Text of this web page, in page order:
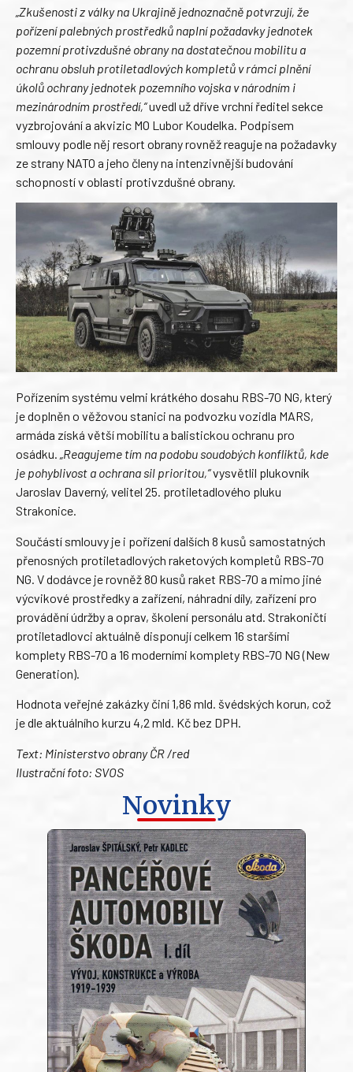
„Zkušenosti z války na Ukrajině jednoznačně potvrzují, že
pořízení palebných prostředků naplní požadavky jednotek
pozemní protivzdušné obrany na dostatečnou mobilitu a
ochranu obsluh protiletadlových kompletů v rámci plnění
úkolů ochrany jednotek pozemního vojska v národním i
mezinárodním prostředí,“uvedl už dříve vrchní ředitel sekce
vyzbrojování a akvizic MO Lubor Koudelka. Podpisem
smlouvy podle něj resort obrany rovněž reaguje na požadavky
ze strany NATO a jeho členy na intenzivnější budování
schopností v oblasti protivzdušné obrany.
Pořízením systému velmi krátkého dosahu RBS-70 NG, který
je doplněn o věžovou stanici na podvozku vozidla MARS,
armáda získá větší mobilitu a balistickou ochranu pro
osádku. „Reagujeme tím na podobu soudobých konfliktů, kde
je pohyblivost a ochrana sil prioritou,“vysvětlil plukovník
Jaroslav Daverný, velitel 25. protiletadlového pluku
Strakonice.
Součástí smlouvy je i pořízení dalších 8 kusů samostatných
přenosných protiletadlových raketových kompletů RBS-70
NG. V dodávce je rovněž 80 kusů raket RBS-70 a mimo jiné
výcvikové prostředky a zařízení, náhradní díly, zařízení pro
provádění údržby a oprav, školení personálu atd. Strakoničtí
protiletadlovci aktuálně disponují celkem 16 staršími
komplety RBS-70 a 16 moderními komplety RBS-70 NG (New
Generation).
Hodnota veřejné zakázky činí 1,86 mld. švédských korun, což
je dle aktuálního kurzu 4,2 mld. Kč bez DPH.
Text: Ministerstvo obrany ČR /red
Ilustrační foto: SVOS
Novinky